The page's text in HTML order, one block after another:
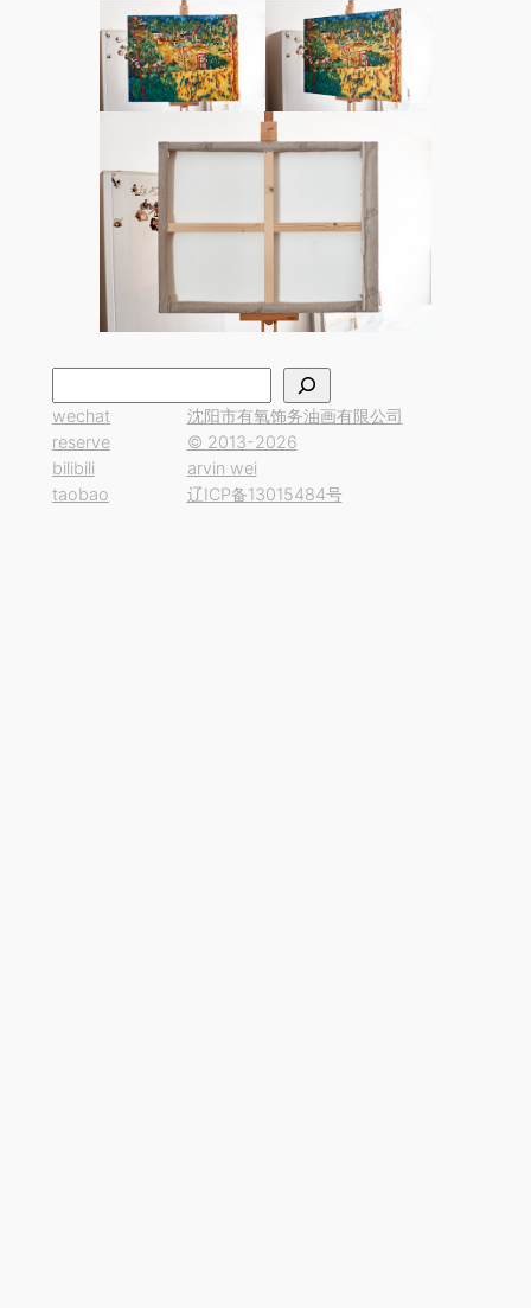
索
wechat
reserve
bilibili
taobao
沈阳市有氧饰务油画有限公司
© 2013-2026
arvin wei
辽ICP备13015484号